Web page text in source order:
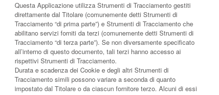
Questa Applicazione utilizza Strumenti di Tracciamento gestiti
direttamente dal Titolare (comunemente detti Strumenti di
Tracciamento “di prima parte”) e Strumenti di Tracciamento che
abilitano servizi forniti da terzi (comunemente detti Strumenti di
Tracciamento “di terza parte”). Se non diversamente specificato
all’interno di questo documento, tali terzi hanno accesso ai
rispettivi Strumenti di Tracciamento.
Durata e scadenza dei Cookie e degli altri Strumenti di
Tracciamento simili possono variare a seconda di quanto
impostato dal Titolare o da ciascun fornitore terzo. Alcuni di essi